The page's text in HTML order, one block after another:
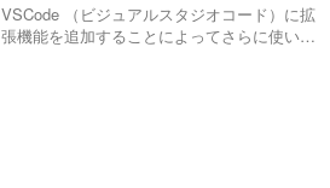
VSCode （ビジュアルスタジオコード）に拡
張機能を追加することによってさらに使いや